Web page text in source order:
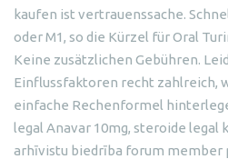
kaufen ist vertrauenssache.
oder M1, so die Kürzel für Oral
Keine zusätzlichen Gebühren.
Einflussfaktoren recht zahlreich,
einfache Rechenformel
legal Anavar 10mg, steroide legal
arhīvistu biedrība forum member